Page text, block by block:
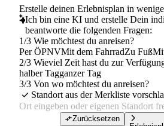
Erstelle deinen Erlebnisplan in
Ich bin eine KI und erstelle Dein
beantworte die folgenden Fragen:
1/3 Wie möchtest du anreisen?
Per ÖPNVMit dem FahrradZu Fuß
2/3 Wieviel Zeit hast du zur
halber Tagganzer Tag
3/3 Von wo möchtest du anreisen?
Standort aus der Merkliste
Zurücksetzen